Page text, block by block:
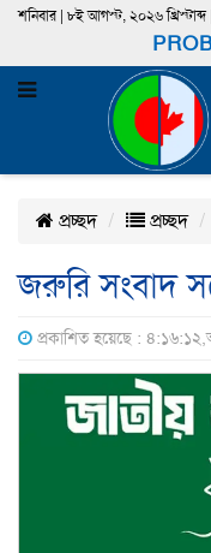
শনিবার | ৮ই আগস্ট, ২০২৬ খ্রিস্টাব্দ
প্রচ্ছদ প্রচ্ছদ
জরুরি সংবাদ
প্রকাশিত হয়েছে :